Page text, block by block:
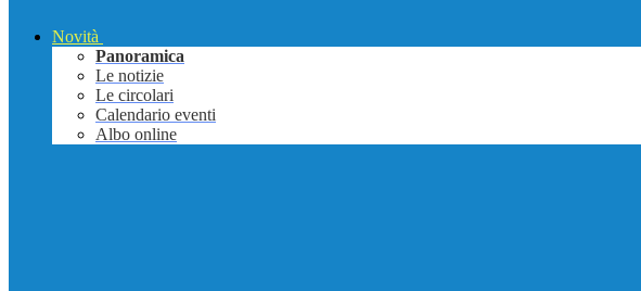
Novità
Panoramica
Le notizie
Le circolari
Calendario eventi
Albo online